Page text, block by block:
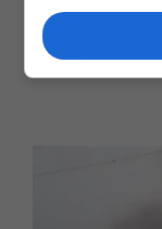
بالسرقة